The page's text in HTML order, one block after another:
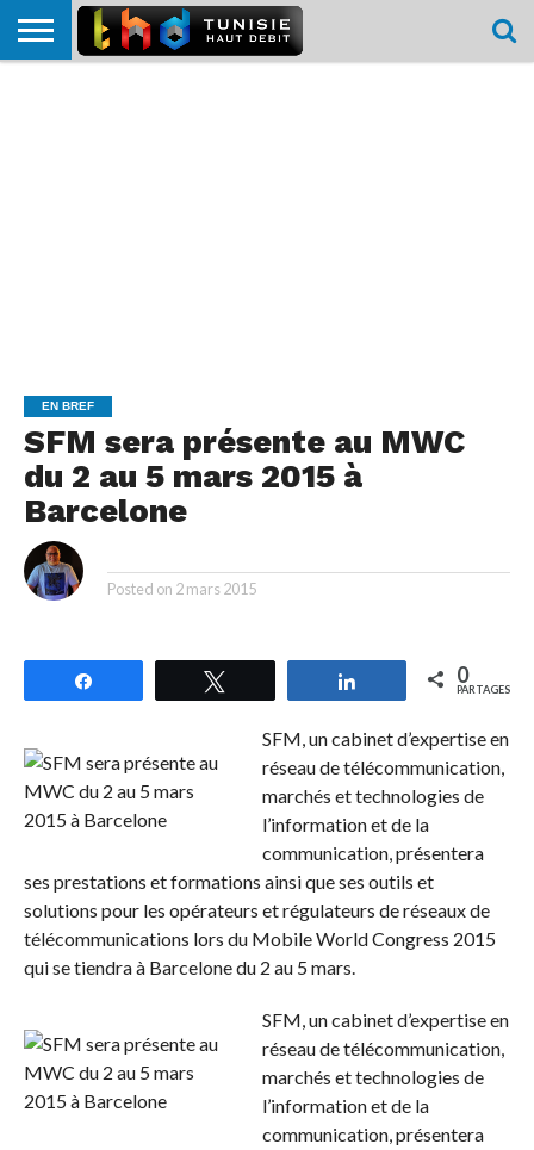
EN BREF
SFM sera présente au MWC
du 2 au 5 mars 2015 à
Barcelone
Posted on 2 mars 2015
Partagez 0
PARTAGES
SFM, un cabinet d’expertise en
réseau de télécommunication,
marchés et technologies de
l’information et de la
communication, présentera
ses prestations et formations ainsi que ses outils et
solutions pour les opérateurs et régulateurs de réseaux de
télécommunications lors du Mobile World Congress 2015
qui se tiendra à Barcelone du 2 au 5 mars.
SFM, un cabinet d’expertise en
réseau de télécommunication,
marchés et technologies de
l’information et de la
communication, présentera